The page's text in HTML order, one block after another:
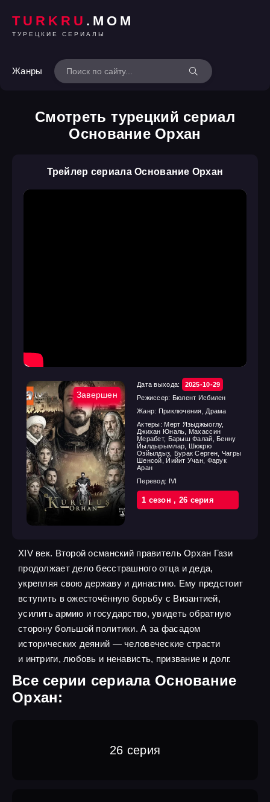
TURKRU .MOM
ТУРЕЦКИЕ СЕРИАЛЫ
Жанры
Смотреть турецкий сериал
Основание Орхан
Трейлер сериала Основание Орхан
Завершен
Дата выхода:
2025-10-29
Режиссер: Бюлент Исбилен
Жанр: Приключения, Драма
Актеры: Мерт Языджыоглу,
Джихан Юналь, Махассин
Мерабет, Барыш Фалай, Бенну
Йылдырымлар, Шюкрю
Озйылдыз, Бурак Серген, Чагры
Шенсой, Йийит Учан, Фарук
Аран
Перевод: IVI
1 cезон, 26 cерия
XIV век. Второй османский правитель Орхан Гази
продолжает дело бесстрашного отца и деда,
укрепляя свою державу и династию. Ему предстоит
вступить в ожесточённую борьбу с Византией,
усилить армию и государство, увидеть обратную
сторону большой политики. А за фасадом
исторических деяний — человеческие страсти
и интриги, любовь и ненависть, призвание и долг.
Все серии сериала Основание
Орхан:
26 серия